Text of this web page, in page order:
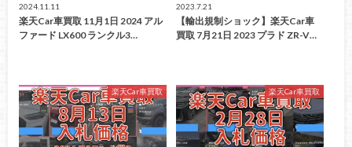
2024.11.11
楽天Car車買取 11月1日 2024 アル
ファード LX600 ランクル3…
2023.7.21
【輸出規制ショック】楽天Car車
買取 7月21日 2023 プラド ZR-V…
楽天Car車買取 楽天Car車買取